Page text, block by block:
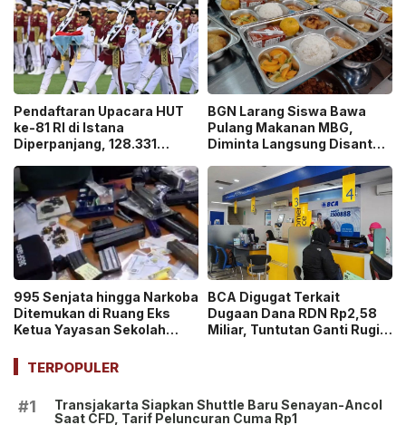
Pendaftaran Upacara HUT
ke-81 RI di Istana
Diperpanjang, 128.331
Ticket”
BGN Larang Siswa Bawa
Pulang Makanan MBG,
Diminta Langsung Disantap
995 Senjata hingga Narkoba
Ditemukan di Ruang Eks
Ketua Yayasan Sekolah
Ekskul Menembak!
BCA Digugat Terkait
Dugaan Dana RDN Rp2,58
Miliar, Tuntutan Ganti Rugi
TERPOPULER
#1
Transjakarta Siapkan Shuttle Baru Senayan-Ancol
Saat CFD, Tarif Peluncuran Cuma Rp1